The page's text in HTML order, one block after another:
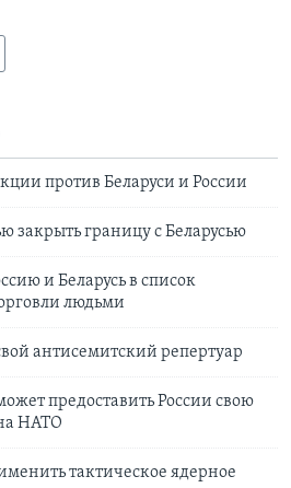
против Беларуси и России
закрыть границу с Беларусью
и Беларусь в список
людьми
антисемитский репертуар
предоставить России свою
НАТО
тактическое ядерное